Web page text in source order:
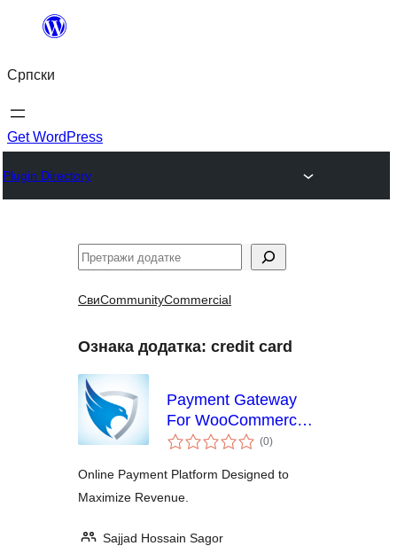
Скочи
садржај
Српски
Get WordPress
Plugin Directory
Претрага
СвиCommunityCommercial
Ознака додатка: credit card
Payment Gateway
For WooCommerce –
SecurionPay (0укупних
оцена
)
Online Payment Platform Designed to
Maximize Revenue.
Sajjad Hossain Sagor